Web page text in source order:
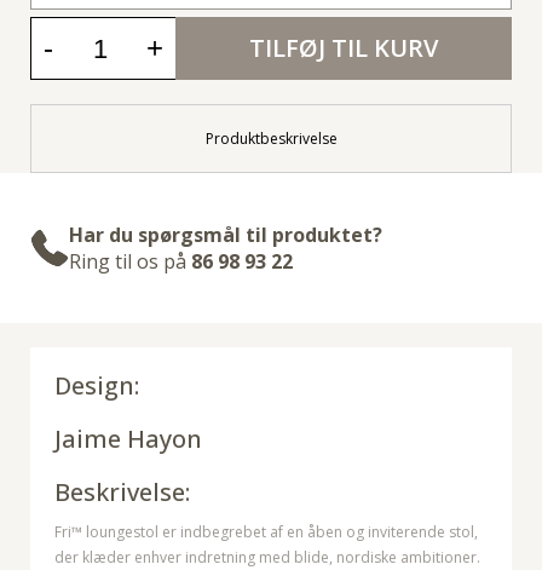
- + TILFØJ TIL KURV
Produktbeskrivelse
Har du spørgsmål til produktet?
Ring til os på 86 98 93 22
Design:
Jaime Hayon
Beskrivelse:
Fri™ loungestol er indbegrebet af en åben og inviterende stol,
der klæder enhver indretning med blide, nordiske ambitioner.